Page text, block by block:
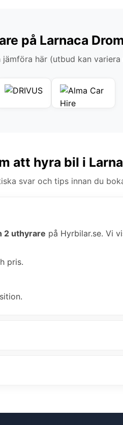
på Larnaca
här (utbud kan
att hyra bil i
svar och tips innan du
2 uthyrare på Hyrbilar.se. Vi
pris.